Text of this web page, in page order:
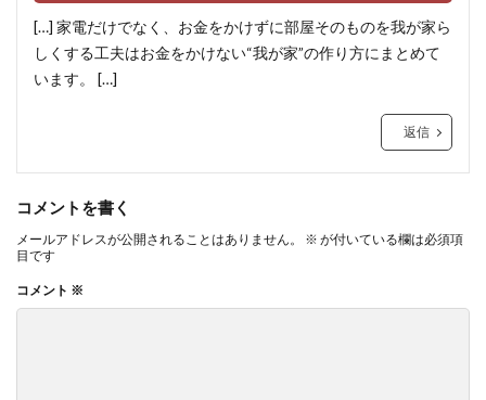
[…] 家電だけでなく、お金をかけずに部屋そのものを我が家ら
しくする工夫はお金をかけない“我が家”の作り方にまとめて
います。 […]
返信
コメントを書く
メールアドレスが公開されることはありません。 ※ が付いている欄は必須項
目です
コメント ※